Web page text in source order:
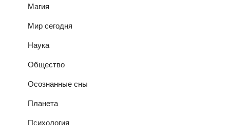
Магия
Мир сегодня
Наука
Общество
Осознанные сны
Планета
Психология